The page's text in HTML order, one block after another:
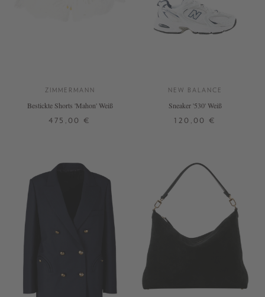
ZIMMERMANN
Bestickte Shorts 'Mahon' Weiß
475,00 €
NEW BALANCE
Sneaker '530' Weiß
120,00 €
DETAILS